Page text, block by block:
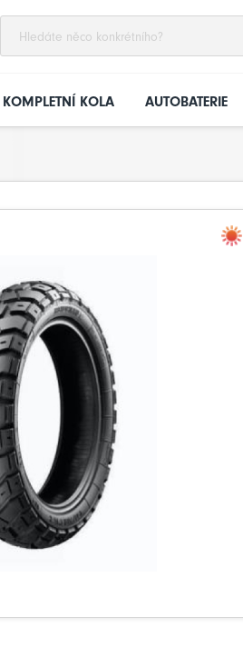
KOMPLETNÍ KOLA AUTOBATERIE